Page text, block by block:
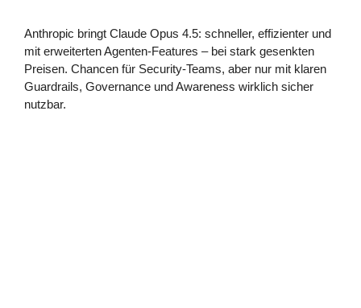
Anthropic bringt Claude Opus 4.5: schneller, effizienter und
mit erweiterten Agenten-Features – bei stark gesenkten
Preisen. Chancen für Security-Teams, aber nur mit klaren
Guardrails, Governance und Awareness wirklich sicher
nutzbar.